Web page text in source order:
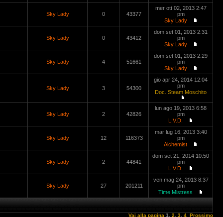
Sky Lady 0 43377
mer ott 02, 2013 2:47
pm
Sky Lady
Sky Lady 0 43412
dom set 01, 2013 2:31
pm
Sky Lady
Sky Lady 4 51661
dom set 01, 2013 2:29
pm
Sky Lady
Sky Lady 3 54300
gio apr 24, 2014 12:04
pm
Doc. Steam Moschito
Sky Lady 2 42826
lun ago 19, 2013 6:58
pm
L.V.D.
Sky Lady 12 116373
mar lug 16, 2013 3:40
pm
Alchemist
Sky Lady 2 44841
dom set 21, 2014 10:50
pm
L.V.D.
Sky Lady 27 201211
ven mag 24, 2013 8:37
pm
Time Mistress
Vai alla pagina 1 2 3 4 Prossimo